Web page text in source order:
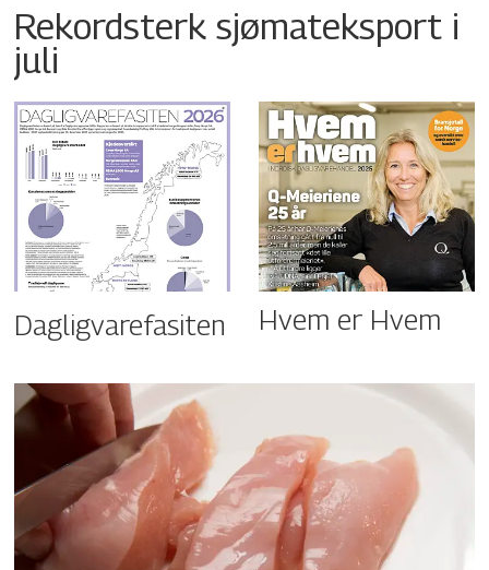
Rekordsterk sjømateksport i
juli
Dagligvarefasiten Hvem er Hvem